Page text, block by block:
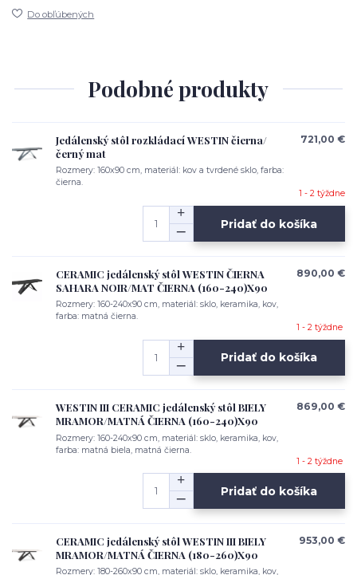
Do obľúbených
Podobné produkty
Jedálenský stôl rozkládací WESTIN čierna/
černý mat
Rozmery: 160x90 cm, materiál: kov a tvrdené sklo, farba:
čierna.
721,00 €
1 - 2 týždne
Pridať do košíka
CERAMIC jedálenský stôl WESTIN ČIERNA
SAHARA NOIR/MAT ČIERNA (160-240)X90
Rozmery: 160-240x90 cm, materiál: sklo, keramika, kov,
farba: matná čierna.
890,00 €
1 - 2 týždne
Pridať do košíka
WESTIN III CERAMIC jedálenský stôl BIELY
MRAMOR/MATNÁ ČIERNA (160-240)X90
Rozmery: 160-240x90 cm, materiál: sklo, keramika, kov,
farba: matná biela, matná čierna.
869,00 €
1 - 2 týždne
Pridať do košíka
CERAMIC jedálenský stôl WESTIN III BIELY
MRAMOR/MATNÁ ČIERNA (180-260)X90
Rozmery: 180-260x90 cm, materiál: sklo, keramika, kov,
953,00 €